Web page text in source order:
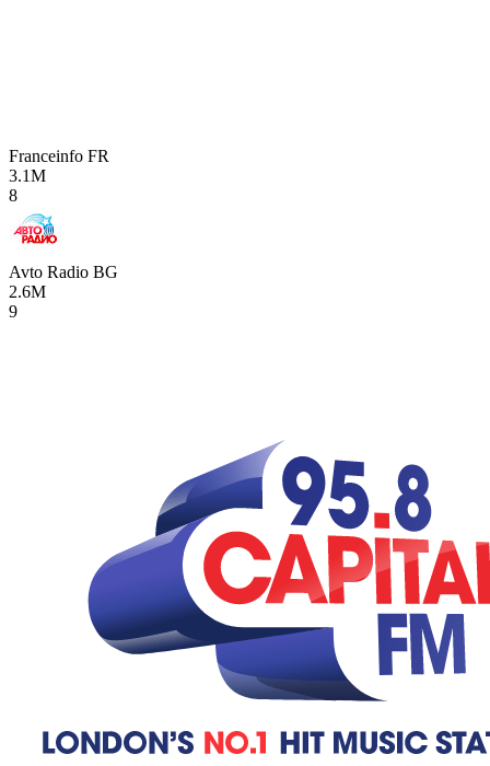
Franceinfo FR
3.1M
8
Avto Radio BG
2.6M
9